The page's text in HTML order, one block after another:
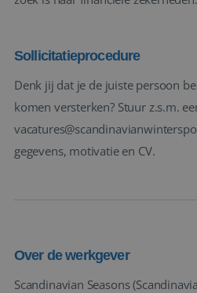
Sollicitatieprocedure
Denk jij dat je de juiste persoon
komen versterken? Stuur z.s.m.
gegevens, motivatie en CV.
Over de werkgever
Scandinavian Seasons